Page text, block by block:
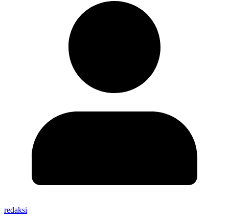
redaksi